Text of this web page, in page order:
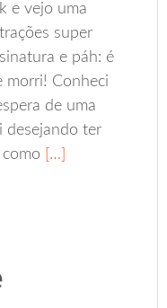
e vejo uma
super
e páh: é
morri! Conheci
de uma
desejando ter
[…]